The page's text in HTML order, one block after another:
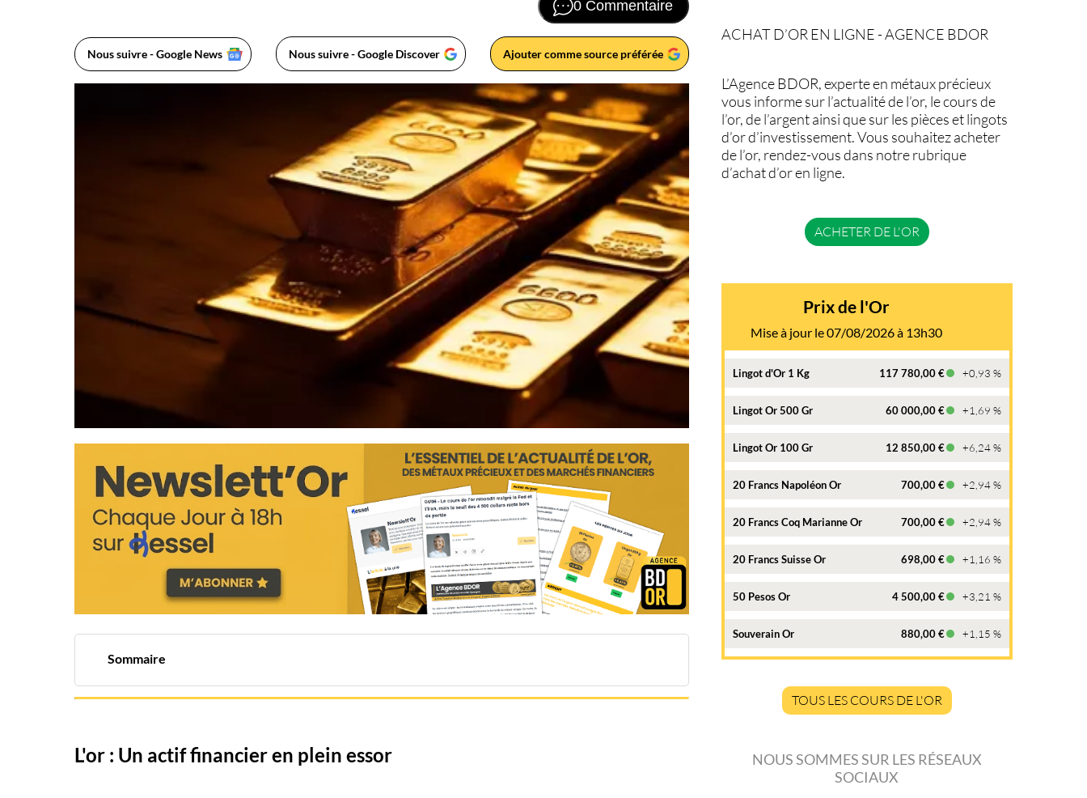
0 Commentaire
Nous suivre - Google News Nous suivre - Google Discover Ajouter comme source préférée
Sommaire
Diverses méthodes pour investir dans l'or
Fiscalité et recommandations
Pièces d'or : Un investissement judicieux ?
L'or : Un actif financier en plein essor
ACHAT D’OR EN LIGNE - AGENCE BDOR
L’Agence BDOR, experte en métaux précieux
vous informe sur l’actualité de l’or, le cours de
l’or, de l’argent ainsi que sur les pièces et lingots
d’or d’investissement. Vous souhaitez acheter
de l’or, rendez-vous dans notre rubrique
d’achat d’or en ligne.
ACHETER DE L'OR
Prix de l'Or
Mise à jour le 07/08/2026 à 13h30
Lingot d'Or 1 Kg 117 780,00 € +0,93 %
Lingot Or 500 Gr 60 000,00 € +1,69 %
Lingot Or 100 Gr 12 850,00 € +6,24 %
20 Francs Napoléon Or 700,00 € +2,94 %
20 Francs Coq Marianne Or 700,00 € +2,94 %
20 Francs Suisse Or 698,00 € +1,16 %
50 Pesos Or 4 500,00 € +3,21 %
Souverain Or 880,00 € +1,15 %
TOUS LES COURS DE L'OR
NOUS SOMMES SUR LES RÉSEAUX
SOCIAUX